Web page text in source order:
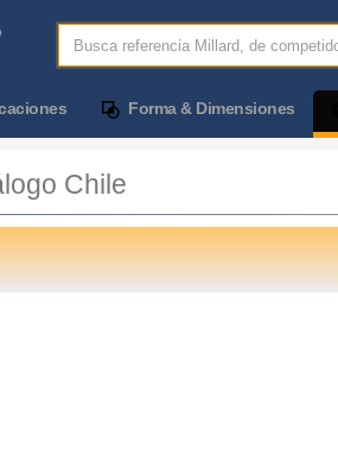
Forma & Dimensiones
Chile